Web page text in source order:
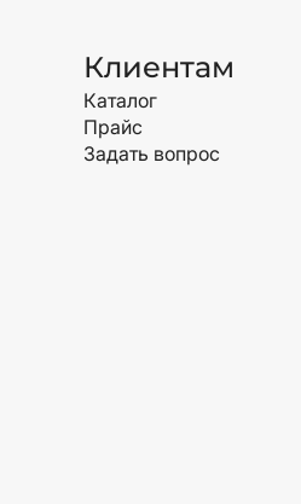
Клиентам
Каталог
Прайс
Задать вопрос